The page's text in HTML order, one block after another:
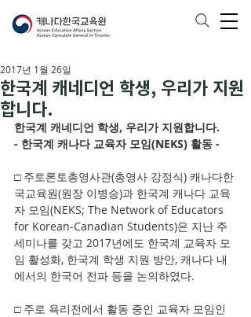
한국계 캐네디언 학생, 우리가 지원
합니다.
2017년 1월 26일
한국계 캐네디언 학생, 우리가 지원합니다.
- 한국계 캐나다 교육자 모임(NEKS) 활동 -
□ 주토론토총영사관(총영사 강정식) 캐나다한
국교육원(원장 이병승)과 한국계 캐나다 교육
자 모임(NEKS; The Network of Educators
for Korean-Canadian Students)은 지난 주
세미나를 갖고 2017년에도 한국계 교육자 모
임 활성화, 한국계 학생 지원 방안, 캐나다 내
에서의 한국어 전파 등을 논의하였다.
□ 주로 욕리전에서 활동 중인 교육자 모임인